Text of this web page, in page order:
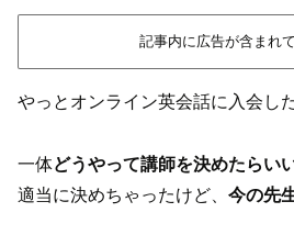
記事内に広告が含まれて
やっとオンライン英会話に入会し
一体どうやって講師を決めたらい
適当に決めちゃったけど、 今の先